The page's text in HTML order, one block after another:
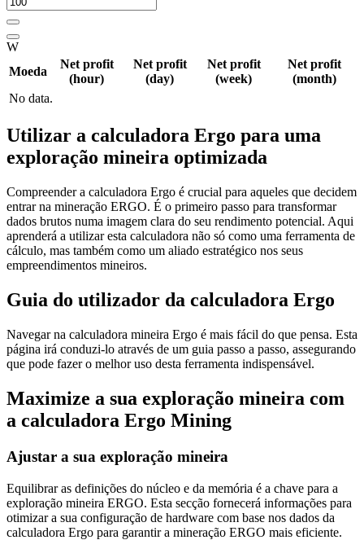
W
Moeda
Net profit
(hour)
Net profit
(day)
Net profit
(week)
Net profit
(month)
No data.
Utilizar a calculadora Ergo para uma
exploração mineira optimizada
Compreender a calculadora Ergo é crucial para aqueles que decidem
entrar na mineração ERGO. É o primeiro passo para transformar
dados brutos numa imagem clara do seu rendimento potencial. Aqui
aprenderá a utilizar esta calculadora não só como uma ferramenta de
cálculo, mas também como um aliado estratégico nos seus
empreendimentos mineiros.
Guia do utilizador da calculadora Ergo
Navegar na calculadora mineira Ergo é mais fácil do que pensa. Esta
página irá conduzi-lo através de um guia passo a passo, assegurando
que pode fazer o melhor uso desta ferramenta indispensável.
Maximize a sua exploração mineira com
a calculadora Ergo Mining
Ajustar a sua exploração mineira
Equilibrar as definições do núcleo e da memória é a chave para a
exploração mineira ERGO. Esta secção fornecerá informações para
otimizar a sua configuração de hardware com base nos dados da
calculadora Ergo para garantir a mineração ERGO mais eficiente.